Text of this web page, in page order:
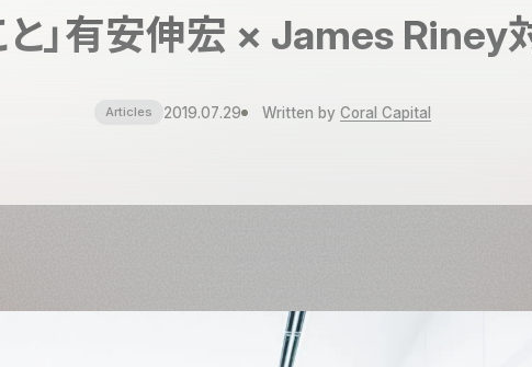
と」有安伸宏 × James Riney
Articles 2019.07.29 Written byCoral Capital